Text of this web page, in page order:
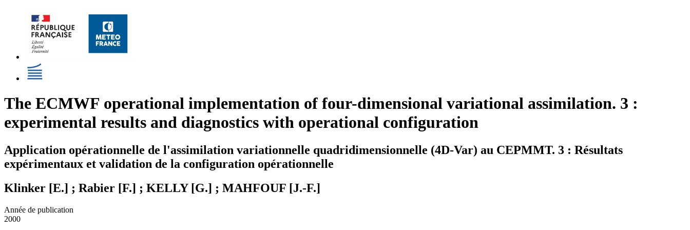
The ECMWF operational implementation of four-dimensional variational assimilation. 3 :
experimental results and diagnostics with operational configuration
Application opérationnelle de l'assimilation variationnelle quadridimensionnelle (4D-Var) au CEPMMT. 3 : Résultats
expérimentaux et validation de la configuration opérationnelle
Klinker [E.] ; Rabier [F.] ; KELLY [G.] ; MAHFOUF [J.-F.]
Année de publication
2000